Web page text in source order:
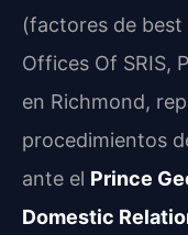
(factores de
Offices Of SRIS,
en Richmond,
procedimientos
ante el Prince
Domestic